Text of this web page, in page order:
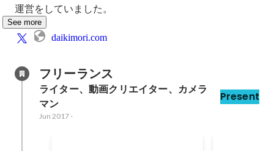
運営をしていました。
See more
daikimori.com
フリーランス
ライター、動画クリエイター、カメラ
マン
Present
Jun 2017-